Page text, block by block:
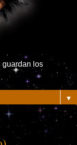
guardan los
▼